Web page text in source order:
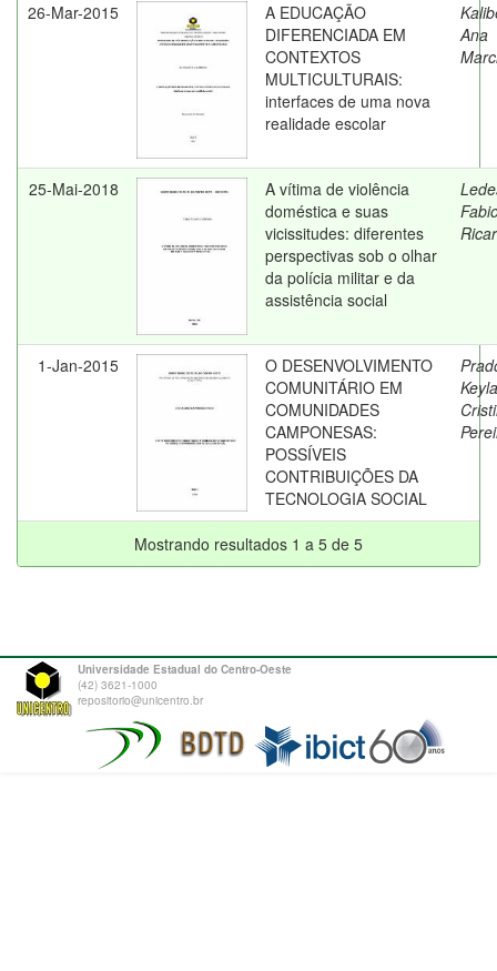
26-Mar-2015
A EDUCAÇÃO
DIFERENCIADA EM
CONTEXTOS
MULTICULTURAIS:
interfaces de uma nova
realidade escolar
Ana
25-Mai-2018
A vítima de violência
doméstica e suas
vicissitudes: diferentes
perspectivas sob o olhar
da polícia militar e da
assistência social
1-Jan-2015
O DESENVOLVIMENTO
COMUNITÁRIO EM
COMUNIDADES
CAMPONESAS:
POSSÍVEIS
CONTRIBUIÇÕES DA
TECNOLOGIA SOCIAL
Keyla
Mostrando resultados 1 a 5 de 5
Universidade Estadual do Centro-Oeste
(42) 3621-1000
repositorio@unicentro.br